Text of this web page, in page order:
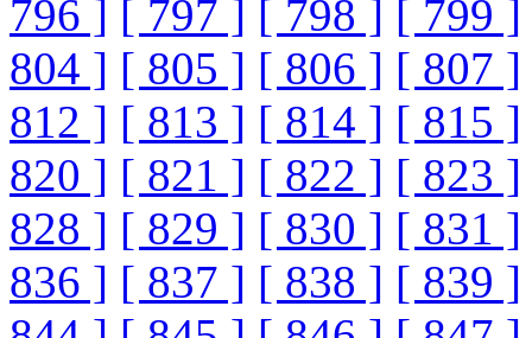
796 ] [ 797 ] [ 798 ] [ 799 ]
804 ] [ 805 ] [ 806 ] [ 807 ]
812 ] [ 813 ] [ 814 ] [ 815 ]
820 ] [ 821 ] [ 822 ] [ 823 ]
828 ] [ 829 ] [ 830 ] [ 831 ]
836 ] [ 837 ] [ 838 ] [ 839 ]